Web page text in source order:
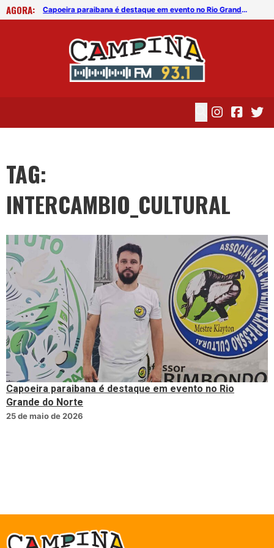
AGORA:
Capoeira paraibana é destaque em evento no Rio Grande do Norte Capoeira paraibana é destaque em evento no Rio Grande do Norte
TAG:
INTERCAMBIO_CULTURAL
Capoeira paraibana é destaque em evento no Rio
Grande do Norte
25 de maio de 2026